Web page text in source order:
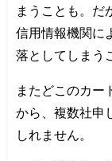
まうことも。だ
信用情報機関に
落としてしまう
またどこのカー
から、複数社申
しれません。